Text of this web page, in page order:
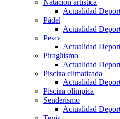
Natación artística
Actualidad
Pádel
Actualidad
Pesca
Actualidad
Piragüismo
Actualidad
Piscina climatizada
Actualidad
Piscina olímpica
Senderismo
Actualidad